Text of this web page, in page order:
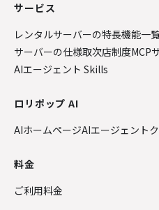
サービス
レンタルサーバーの特長機能一
サーバーの仕様取次店制度MCP
AIエージェント Skills
ロリポップ AI
AIホームページAIエージェント
料金
ご利用料金